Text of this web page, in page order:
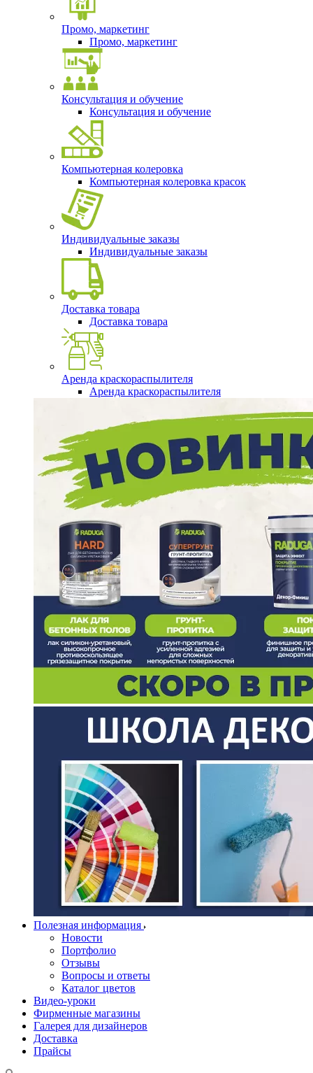
Промо, маркетинг
Промо, маркетинг
Консультация и обучение
Консультация и обучение
Компьютерная колеровка
Компьютерная колеровка красок
Индивидуальные заказы
Индивидуальные заказы
Доставка товара
Доставка товара
Аренда краскораспылителя
Аренда краскораспылителя
Полезная информация
Новости
Портфолио
Отзывы
Вопросы и ответы
Каталог цветов
Видео-уроки
Фирменные магазины
Галерея для дизайнеров
Доставка
Прайсы